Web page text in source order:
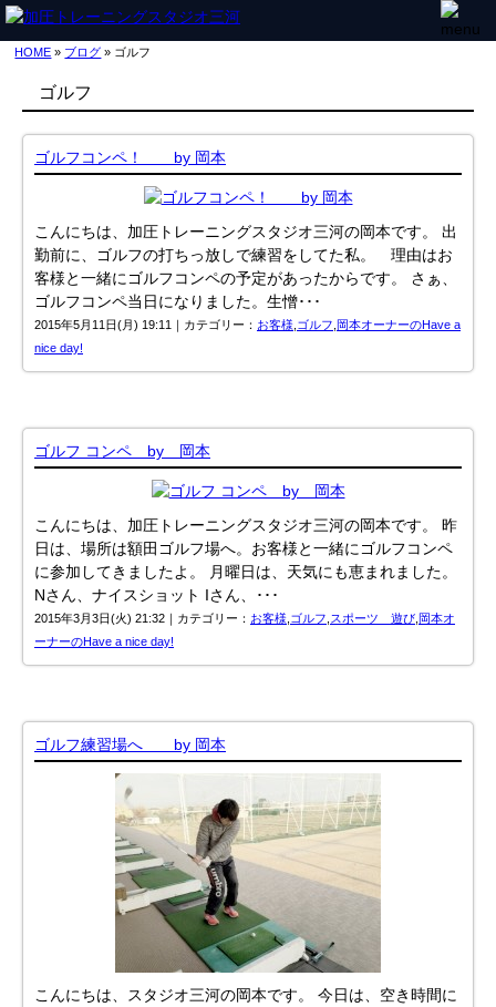
HOME » ブログ » ゴルフ
ゴルフ
ゴルフコンペ！ by 岡本
こんにちは、加圧トレーニングスタジオ三河の岡本です。 出
勤前に、ゴルフの打ちっ放しで練習をしてた私。 理由はお
客様と一緒にゴルフコンペの予定があったからです。 さぁ、
ゴルフコンペ当日になりました。生憎･･･
2015年5月11日(月) 19:11｜カテゴリー： お客様 ゴルフ 岡本オーナーのHave a
nice day!
ゴルフ コンペ by 岡本
こんにちは、加圧トレーニングスタジオ三河の岡本です。 昨
日は、場所は額田ゴルフ場へ。お客様と一緒にゴルフコンペ
に参加してきましたよ。 月曜日は、天気にも恵まれました。
Nさん、ナイスショット Iさん、･･･
2015年3月3日(火) 21:32｜カテゴリー： お客様 ゴルフ スポーツ 遊び 岡本オ
ーナーのHave a nice day!
ゴルフ練習場へ by 岡本
こんにちは、スタジオ三河の岡本です。 今日は、空き時間に